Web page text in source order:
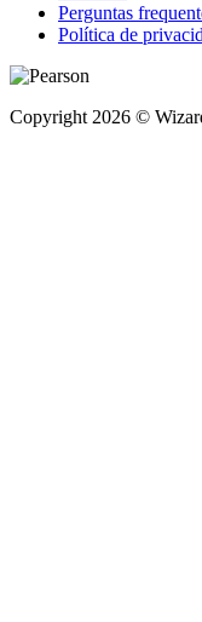
Perguntas
Política de
Copyright 2026 ©